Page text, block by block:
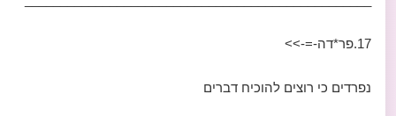
17.פר*דה-=->>
נפרדים כי רוצים להוכיח דברים